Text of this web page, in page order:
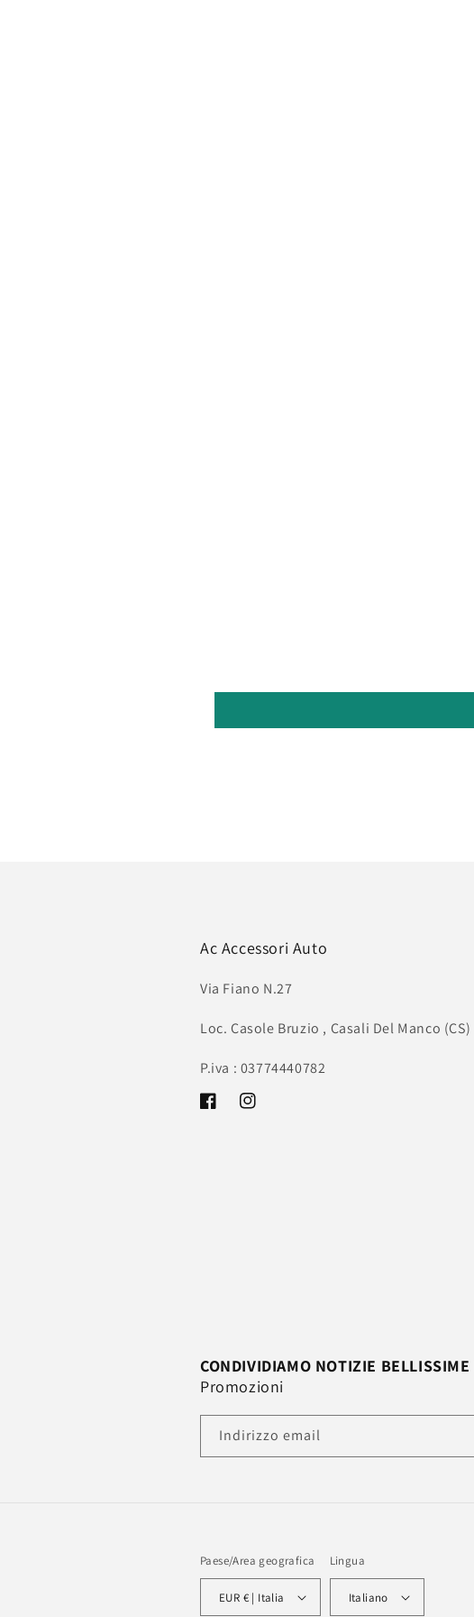
Ac Accessori Auto
Via Fiano N.27
Loc. Casole Bruzio , Casali Del Manco (CS)
P.iva : 03774440782
FacebookInstagram
CONDIVIDIAMO NOTIZIE BELLISSIME
Promozioni
Indirizzo email
Paese/Area geografica
EUR € | Italia
Lingua
Italiano